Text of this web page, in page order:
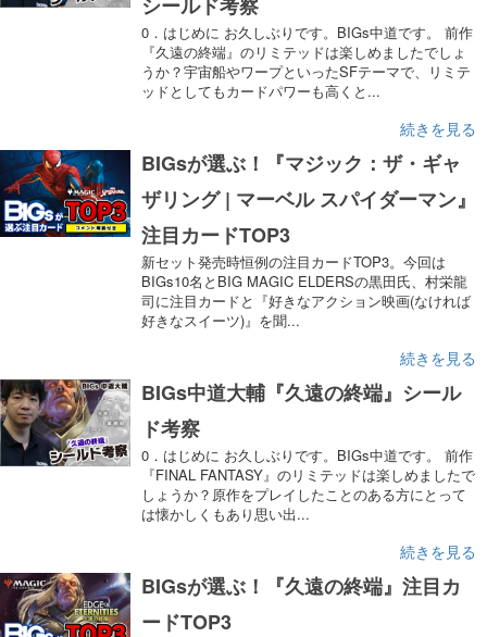
0．はじめに お久しぶりです。BIGs中道です。 前作
『久遠の終端』のリミテッドは楽しめましたでしょ
うか？宇宙船やワープといったSFテーマで、リミテ
ッドとしてもカードパワーも高くと...
続きを見る
BIGsが選ぶ！『マジック：ザ・ギャ
ザリング | マーベル スパイダーマン』
注目カードTOP3
新セット発売時恒例の注目カードTOP3。今回は
BIGs10名とBIG MAGIC ELDERSの黒田氏、村栄龍
司に注目カードと『好きなアクション映画(なければ
好きなスイーツ)』を聞...
続きを見る
BIGs中道大輔『久遠の終端』シール
ド考察
0．はじめに お久しぶりです。BIGs中道です。 前作
『FINAL FANTASY』のリミテッドは楽しめましたで
しょうか？原作をプレイしたことのある方にとって
は懐かしくもあり思い出...
続きを見る
BIGsが選ぶ！『久遠の終端』注目カ
ードTOP3